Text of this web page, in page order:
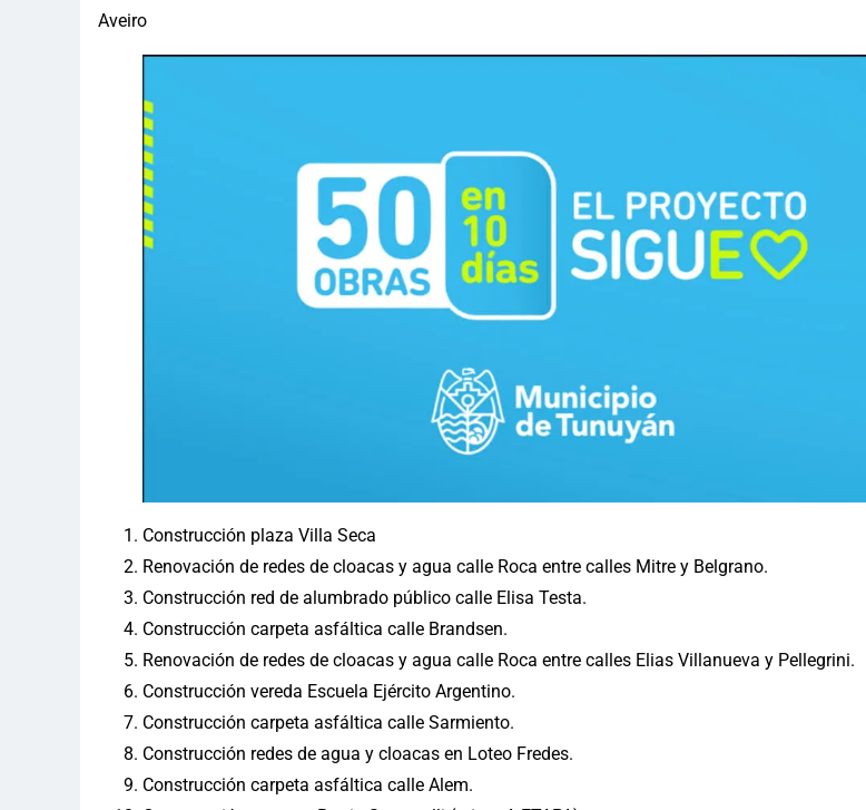
Aveiro
Construcción plaza Villa Seca
Renovación de redes de cloacas y agua calle Roca entre calles Mitre y Belgrano.
Construcción red de alumbrado público calle Elisa Testa.
Construcción carpeta asfáltica calle Brandsen.
Renovación de redes de cloacas y agua calle Roca entre calles Elias Villanueva y Pellegrini.
Construcción vereda Escuela Ejército Argentino.
Construcción carpeta asfáltica calle Sarmiento.
Construcción redes de agua y cloacas en Loteo Fredes.
Construcción carpeta asfáltica calle Alem.